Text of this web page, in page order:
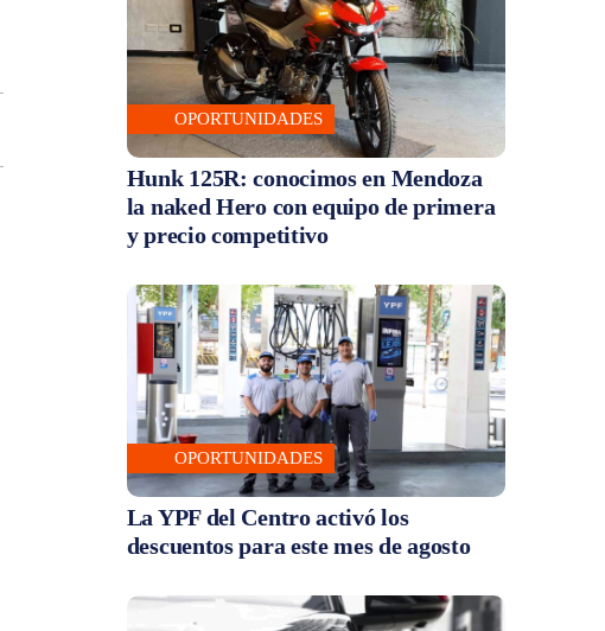
OPORTUNIDADES
Hunk 125R: conocimos en Mendoza
la naked Hero con equipo de primera
y precio competitivo
OPORTUNIDADES
La YPF del Centro activó los
descuentos para este mes de agosto